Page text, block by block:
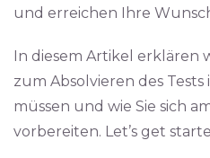
und erreichen Ihre
In diesem Artikel erklären
zum Absolvieren des Tests
müssen und wie Sie sich
vorbereiten. Let’s get